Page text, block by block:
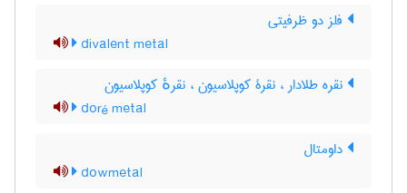
فلز دو ظرفیتی
divalent metal
نقره طلادار ، نقرۀ کوپلاسیون ، نقرهٔ کوپلاسیون
doré metal
داومتال
dowmetal